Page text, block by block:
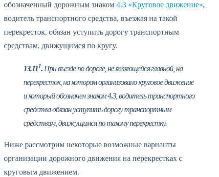
обозначенный дорожным знаком 4.3 «Круговое движение»,
водитель транспортного средства, въезжая на такой
перекресток, обязан уступить дорогу транспортным
средствам, движущимся по кругу.
13.111. При въезде по дороге, не являющейся главной, на
перекресток, на котором организовано круговое движение
и который обозначен знаком 4.3, водитель транспортного
средства обязан уступить дорогу транспортным
средствам, движущимся по такому перекрестку.
Ниже рассмотрим некоторые возможные варианты
организации дорожного движения на перекрестках с
круговым движением.